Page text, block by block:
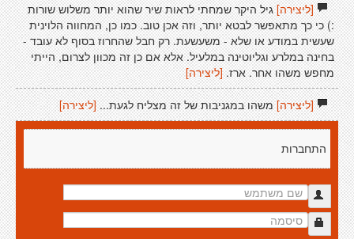
[ליצירה]גיל היקר שמחתי לראות שיר שהוא יותר משלוש שורות
:) כי כך מתאפשר לבטא יותר, וזה אכן טוב. כמו כן, המחווה הלוינית
שעשית במודע או שלא - משעשעת. רק חבל שהחרוז בסוף לא עובד -
בחינה במלרע וגליוטינה במלעיל. אלא אם כן זה מכוון לצרום, הייתי
מחפש משהו אחר. ארז. [ליצירה]
[ליצירה]משהו במגניבות של זה מצליח לגעת...[ליצירה]
התחברות